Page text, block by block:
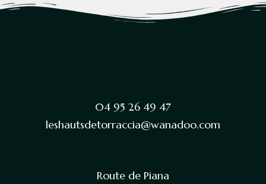
04 95 26 49 47
leshautsdetorraccia@wanadoo.com
Route de Piana